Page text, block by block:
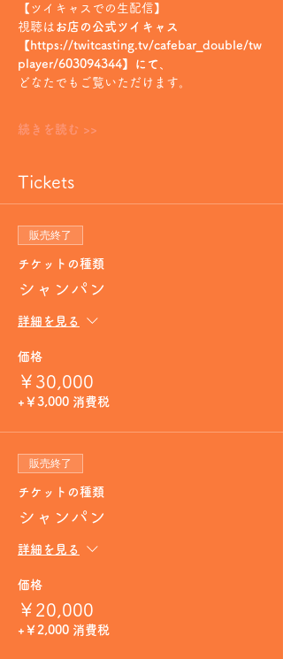
【ツイキャスでの生配信】
視聴は お店の公式ツイキャス
【https://twitcasting.tv/cafebar_double/tw
player/603094344】にて
どなたでもご覧いただけます。
続きを読む >>
Tickets
販売終了
チケットの種類
シャンパン
詳細を見る
価格
￥30,000
+￥3,000 消費税
販売終了
チケットの種類
シャンパン
詳細を見る
価格
￥20,000
+￥2,000 消費税